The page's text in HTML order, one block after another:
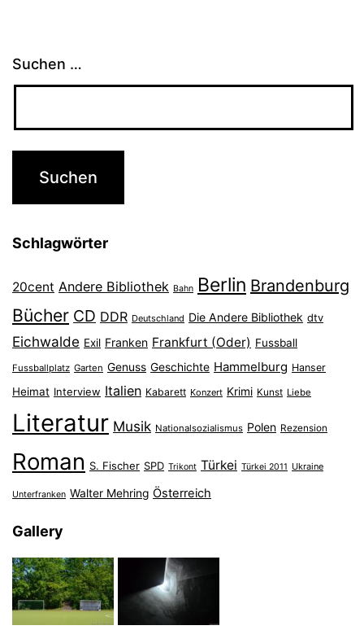
Suchen …
Schlagwörter
20cent Andere Bibliothek Bahn Berlin Brandenburg
Bücher CD DDR Deutschland Die Andere Bibliothek dtv
Eichwalde Exil Franken Frankfurt (Oder) Fussball
Fussballplatz Garten Genuss Geschichte Hammelburg Hanser
Heimat Interview Italien Kabarett Konzert Krimi Kunst Liebe
Literatur Musik Nationalsozialismus Polen Rezension
Roman S. Fischer SPD Trikont Türkei Türkei 2011 Ukraine
Unterfranken Walter Mehring Österreich
Gallery